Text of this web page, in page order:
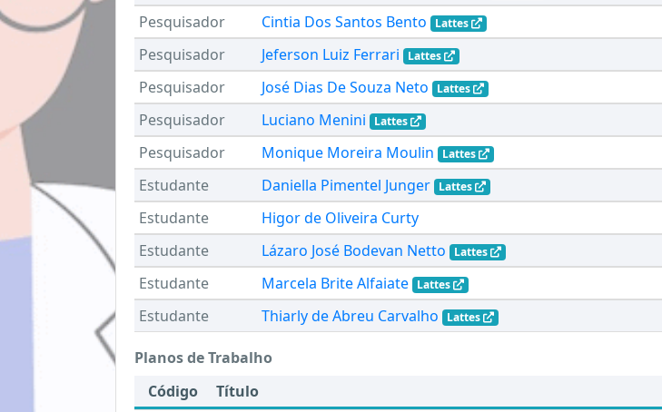
Pesquisador
Cintia Dos Santos Bento Lattes
Pesquisador
Jeferson Luiz Ferrari Lattes
Pesquisador
José Dias De Souza Neto Lattes
Pesquisador
Luciano Menini Lattes
Pesquisador
Monique Moreira Moulin Lattes
Estudante
Daniella Pimentel Junger Lattes
Estudante
Higor de Oliveira Curty
Estudante
Lázaro José Bodevan Netto Lattes
Estudante
Marcela Brite Alfaiate Lattes
Estudante
Thiarly de Abreu Carvalho Lattes
Planos de Trabalho
Código
Título